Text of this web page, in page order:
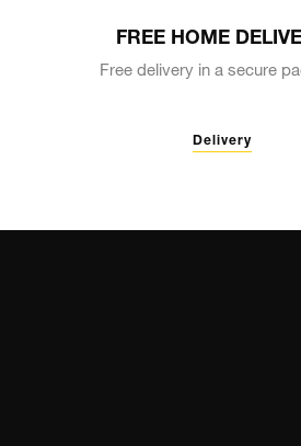
FREE HOME
Free delivery in a secure
Delivery